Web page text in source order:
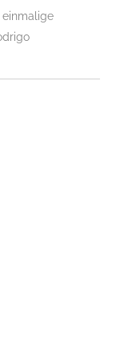
einmalige